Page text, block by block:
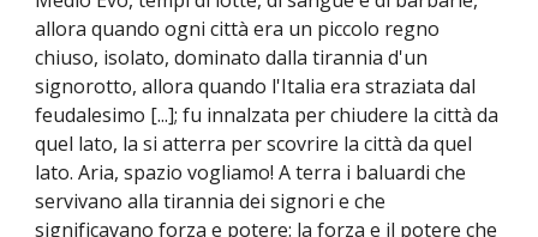
allora quando ogni città era un piccolo regno
chiuso, isolato, dominato dalla tirannia d'un
signorotto, allora quando l'Italia era straziata dal
feudalesimo [...]; fu innalzata per chiudere la città da
quel lato, la si atterra per scovrire la città da quel
lato. Aria, spazio vogliamo! A terra i baluardi che
servivano alla tirannia dei signori e che
significavano forza e potere: la forza e il potere che